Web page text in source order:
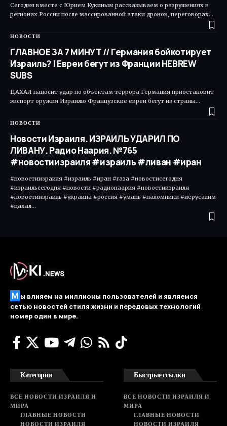
Сегодня вместе с Юрием Кукиным рассказываем о разрушениях в
регионах России после массированной атаки дронов, переговорах…
НОВОСТИ
ГЛАВНОЕ ЗА 7 МИНУТ // Германия бойкотирует
Израиль? | Евреи бегут из Франции HEBREW
SUBS
ЦАХАЛ наносит удар по объектам террора Германия приостановит
экспорт оружия Израилю Французские евреи бегут из страны…
НОВОСТИ
Новости Израиля. ИЗРАИЛЬ УДАРИЛ ПО
ЛИВАНУ. Радио Наария. №765
#новостиизраиля #израиль #ливан #иран
#новостиизраиля #израиль #иран #газа #новостисегодня
#израильсегодня #новости #радионаария #новостиизраиля
#новостиизраиль #украина #россия #умань #паломники #иерусалим
#цахал…
М ы влияем на миллионы пользователей и являемся
сетью новостей стиля жизни и передовых технологий
номер один в мире.
Категории
ВСЕ НОВОСТИ ИЗРАИЛЯ И
МИРА
ГЛАВНЫЕ НОВОСТИ
НОВОСТИ ИЗРАИЛЯ
Быстрые ссылки
ВСЕ НОВОСТИ ИЗРАИЛЯ И
МИРА
ГЛАВНЫЕ НОВОСТИ
НОВОСТИ ИЗРАИЛЯ